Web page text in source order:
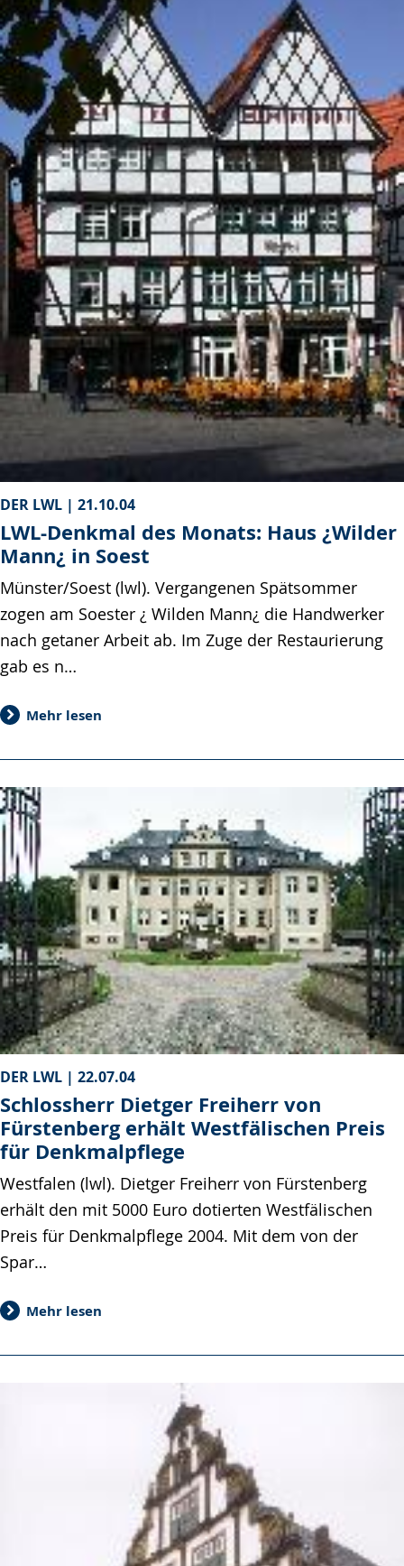
DER LWL | 21.10.04
LWL-Denkmal des Monats: Haus ¿Wilder
Mann¿ in Soest
Münster/Soest (lwl). Vergangenen Spätsommer
zogen am Soester ¿ Wilden Mann¿ die Handwerker
nach getaner Arbeit ab. Im Zuge der Restaurierung
gab es n…
Mehr lesen
DER LWL | 22.07.04
Schlossherr Dietger Freiherr von
Fürstenberg erhält Westfälischen Preis
für Denkmalpflege
Westfalen (lwl). Dietger Freiherr von Fürstenberg
erhält den mit 5000 Euro dotierten Westfälischen
Preis für Denkmalpflege 2004. Mit dem von der
Spar…
Mehr lesen